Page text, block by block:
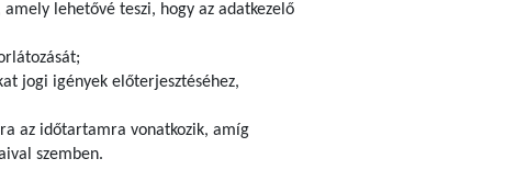
lehetővé teszi, hogy az adatkezelő
jogi igények előterjesztéséhez,
az időtartamra vonatkozik, amíg
szemben.